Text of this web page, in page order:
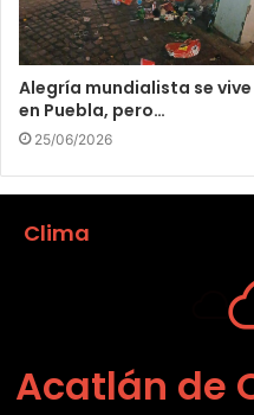
Alegría mundialista se vive
en Puebla, pero…
25/06/2026
Clima
Acatlán de